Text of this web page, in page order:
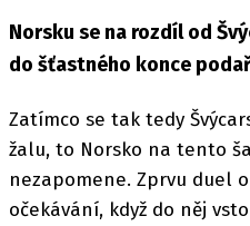
Norsku se na rozdíl od
do šťastného konce
Zatímco se tak tedy
žalu, to Norsko na tento
nezapomene. Zprvu duel
očekávání, když do něj